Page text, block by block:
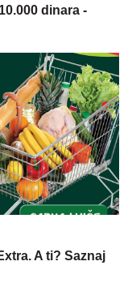
dinara -
A ti? Saznaj